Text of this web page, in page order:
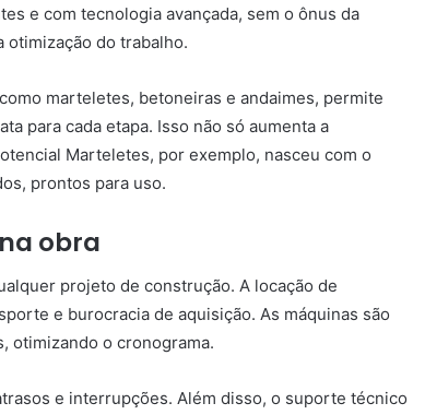
e com tecnologia avançada, sem o ônus da
otimização do trabalho.
marteletes, betoneiras e andaimes, permite
para cada etapa. Isso não só aumenta a
Marteletes, por exemplo, nasceu com o
prontos para uso.
obra
projeto de construção. A locação de
e burocracia de aquisição. As máquinas são
otimizando o cronograma.
e interrupções. Além disso, o suporte técnico